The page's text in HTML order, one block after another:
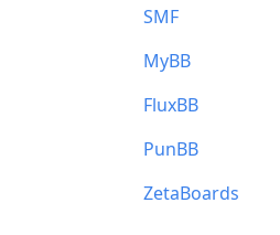
SMF
MyBB
FluxBB
PunBB
ZetaBoards